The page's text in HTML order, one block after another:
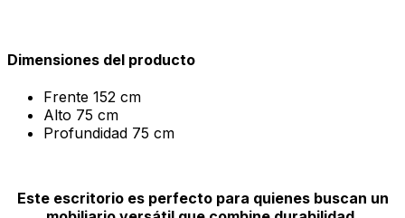
Dimensiones del producto
Frente 152 cm
Alto 75 cm
Profundidad 75 cm
Este escritorio es perfecto para quienes buscan un